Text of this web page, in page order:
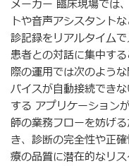
メーカー 臨床現場では
トや音声アシスタント
診記録をリアルタイム
患者との対話に集中す
際の運用では次のよう
バイスが自動接続でき
する アプリケーション
師の業務フローを妨げ
き、診断の完全性や正
療の品質に潜在的なリ